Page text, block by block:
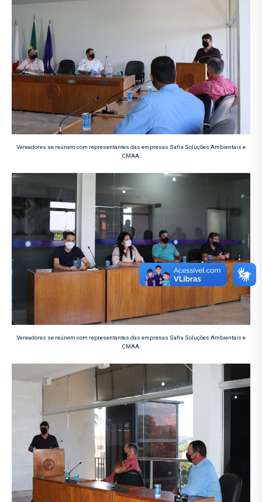
Vereadores se reúnem com representantes das empresas Safra Soluções Ambientais e
CMAA.
Vereadores se reúnem com representantes das empresas Safra Soluções Ambientais e
CMAA.